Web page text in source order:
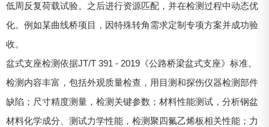
低周反复荷载试验。之后进行资源匹配，并在检测过程中动态优
化。例如某曲线桥项目，因特殊转角需求定制专项方案并成功验
收。
盆式支座检测依据JT/T 391 - 2019《公路桥梁盆式支座》标准。
检测内容丰富，包括外观质量检查，用目测和探伤仪器检测部件
缺陷；尺寸精度测量，检测关键参数；材料性能测试，分析钢盆
材料化学成分、测试力学性能，检测聚四氟乙烯板相关性能；力